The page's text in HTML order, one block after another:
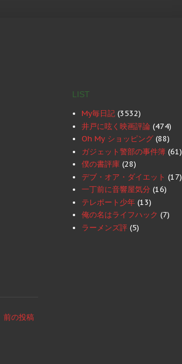
前の投稿
LIST
My毎日記 (3532)
井戸に呟く映画評論 (474)
Oh My ショッピング (88)
ガジェット警部の事件簿 (61)
僕の書評庫 (28)
デブ・オア・ダイエット (17)
一丁前に音響屋気分 (16)
テレポート少年 (13)
俺の名はライフハック (7)
ラーメンズ評 (5)